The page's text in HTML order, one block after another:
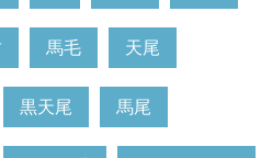
馬毛 天尾
黒天尾 馬尾